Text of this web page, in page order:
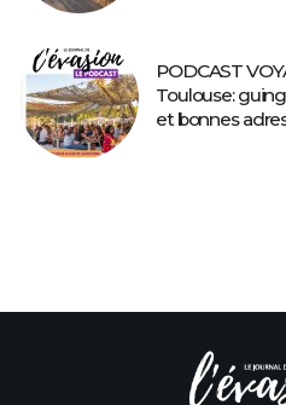
PODCAST
Toulouse:
et bonnes